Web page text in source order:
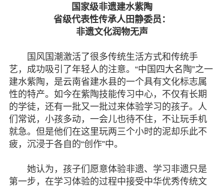
国家级非遗建水紫陶
省级代表性传承人田静委员：
非遗文化润物无声
国风国潮激活了很多传统生活方式和传统手
艺，成功吸引了年轻人的注意。“中国四大名陶”之一
建水紫陶，是云南省建水县的一个具有文化标志属
性的特产。如今在紫陶技能传习中心，不仅有长期
的学徒，还有一批又一批过来体验学习的孩子。人
们常说，小孩多动，一会儿也待不住，不让玩手机
就急。但是他们在这里玩两三个小时的泥却乐此不
疲，沉浸于各自的“创作”中。
她认为，孩子们愿意体验非遗、学习非遗只是
第一步，在学习体验的过程中接受中华优秀传统文